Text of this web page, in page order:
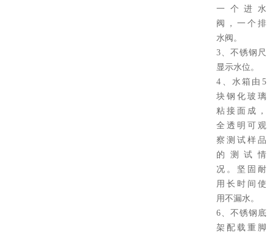
一个进水
阀，一个排
水阀。
3、不锈钢尺
显示水位。
4、水箱由5
块钢化玻璃
粘接面成，
全透明可观
察测试样品
的测试情
况。坚固耐
用长时间使
用不漏水。
6、不锈钢底
架配载重脚